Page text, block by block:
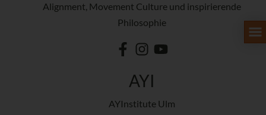
Alignment, Movement Culture und inspirierende
Philosophie
AYI
AYInstitute Ulm